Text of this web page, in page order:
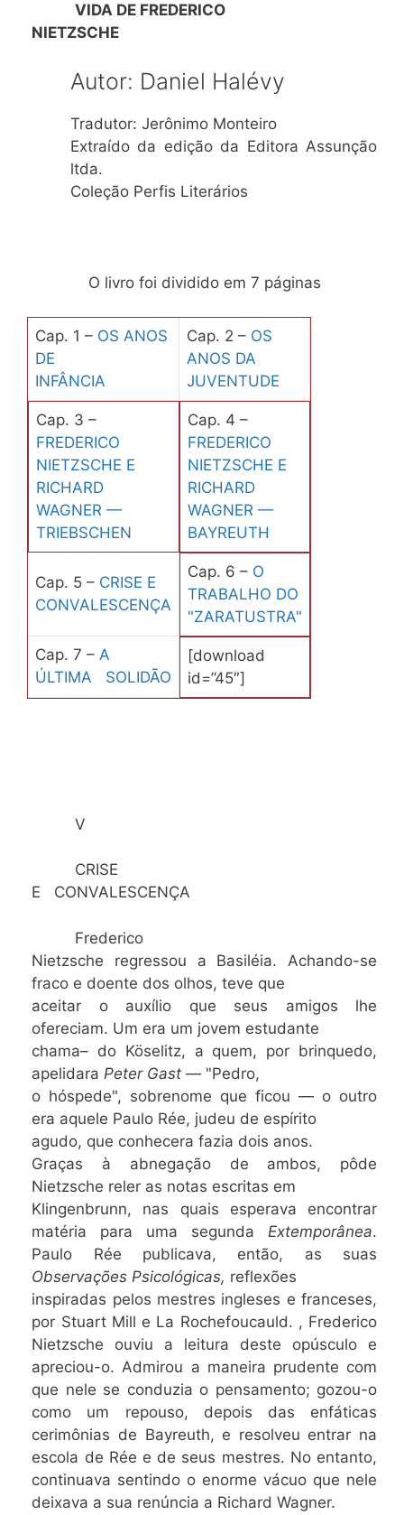
VIDA DE FREDERICO
NIETZSCHE
Autor: Daniel Halévy
Tradutor: Jerônimo Monteiro
Extraído da edição da Editora Assunção
ltda.
Coleção Perfis Literários
O livro foi dividido em 7 páginas
Cap. 1 – OS ANOS
DE
INFÂNCIA
Cap. 2 – OS
ANOS DA
JUVENTUDE
Cap. 3 –
FREDERICO
NIETZSCHE E
RICHARD
WAGNER —
TRIEBSCHEN
Cap. 4 –
FREDERICO
NIETZSCHE E
RICHARD
WAGNER —
BAYREUTH
Cap. 5 – CRISE E
CONVALESCENÇA
Cap. 6 – O
TRABALHO DO
"ZARATUSTRA"
Cap. 7 – A
ÚLTIMA SOLIDÃO
[download
id=”45″]
V
CRISE
E CONVALESCENÇA
Frederico
Nietzsche regressou a Basiléia. Achando-se
fraco e doente dos olhos, teve que
aceitar o auxílio que seus amigos lhe
ofereciam. Um era um jovem estudante
chama– do Köselitz, a quem, por brinquedo,
apelidara Peter Gast — "Pedro,
o hóspede", sobrenome que ficou — o outro
era aquele Paulo Rée, judeu de espírito
agudo, que conhecera fazia dois anos.
Graças à abnegação de ambos, pôde
Nietzsche reler as notas escritas em
Klingenbrunn, nas quais esperava encontrar
matéria para uma segunda Extemporânea.
Paulo Rée publicava, então, as suas
Observações Psicológicas, reflexões
inspiradas pelos mestres ingleses e franceses,
por Stuart Mill e La Rochefoucauld. , Frederico
Nietzsche ouviu a leitura deste opúsculo e
apreciou-o. Admirou a maneira prudente com
que nele se conduzia o pensamento; gozou-o
como um repouso, depois das enfáticas
cerimônias de Bayreuth, e resolveu entrar na
escola de Rée e de seus mestres. No entanto,
continuava sentindo o enorme vácuo que nele
deixava a sua renúncia a Richard Wagner.